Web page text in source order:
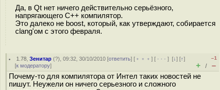
Да, в Qt нет ничего действительно серьёзного,
напрягающего С++ компилятор.
Это далеко не boost, который, как утверждают, собирается
clang'ом с этого февраля.
1.78 ,Зенитар (?), 09:32, 30/10/2010 [ответить] [ ﹢﹢﹢] [ · · ·][↓] [↑]
[к модератору]
–1
+ / –
Почему-то для компилятора от Интел таких новостей не
пишут. Неужели он ничего серьезного и сложного